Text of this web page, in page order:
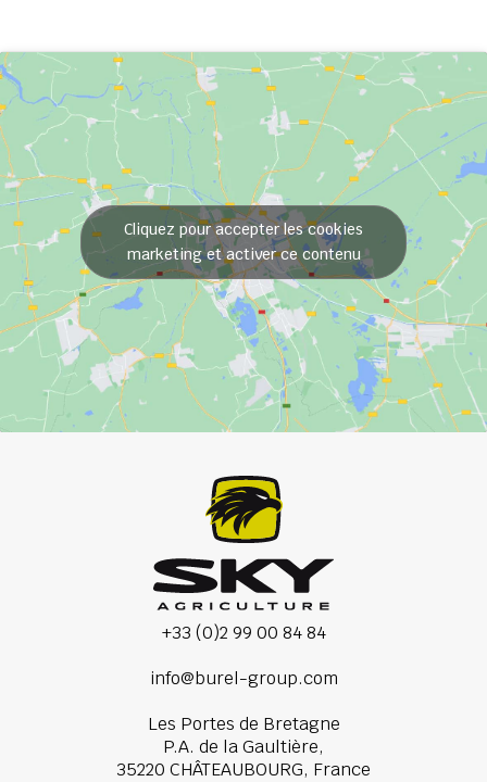
Cliquez pour accepter les cookies
marketing et activer ce contenu
+33 (0)2 99 00 84 84
info@burel-group.com
Les Portes de Bretagne
P.A. de la Gaultière,
35220 CHÂTEAUBOURG, France